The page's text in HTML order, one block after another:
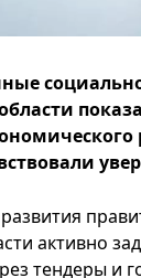
активно
тендеры и